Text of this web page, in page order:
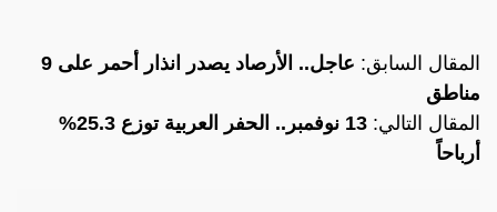
المقال السابق:
عاجل.. الأرصاد يصدر انذار أحمر على 9
مناطق
المقال التالي:
13 نوفمبر.. الحفر العربية توزع 25.3%
أرباحاً